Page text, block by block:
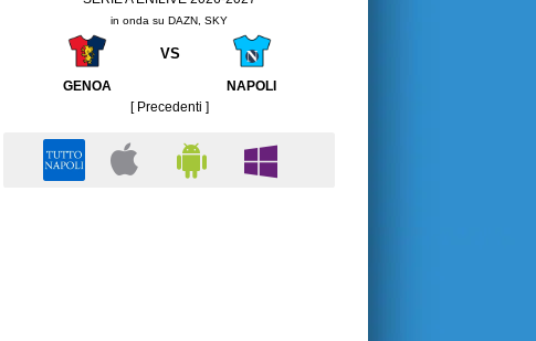
in onda su DAZN, SKY
VS
GENOA
NAPOLI
[ Precedenti ]